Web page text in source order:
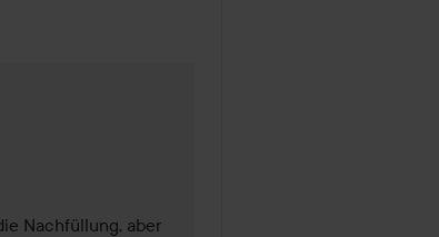
Nachfüllung, aber